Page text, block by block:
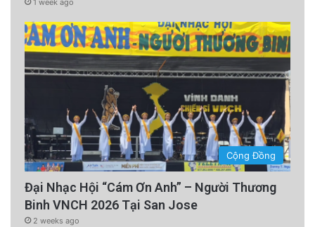
1 week ago
Cộng Đồng
Đại Nhạc Hội “Cám Ơn Anh” – Người Thương
Binh VNCH 2026 Tại San Jose
2 weeks ago